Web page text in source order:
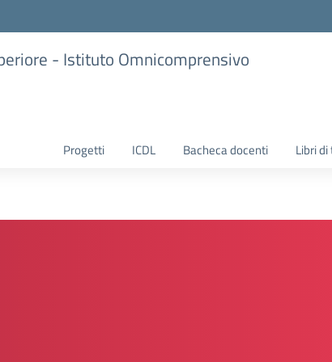
- Istituto Omnicomprensivo
Progetti ICDL Bacheca docenti Libri